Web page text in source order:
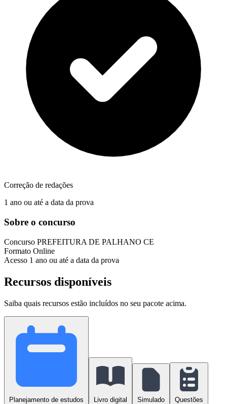
Correção de redações
1 ano ou até a data da prova
Sobre o concurso
Concurso PREFEITURA DE PALHANO CE
Formato Online
Acesso 1 ano ou até a data da prova
Recursos disponíveis
Saiba quais recursos estão incluídos no seu pacote acima.
Planejamento de estudos Livro digital Simulado Questões